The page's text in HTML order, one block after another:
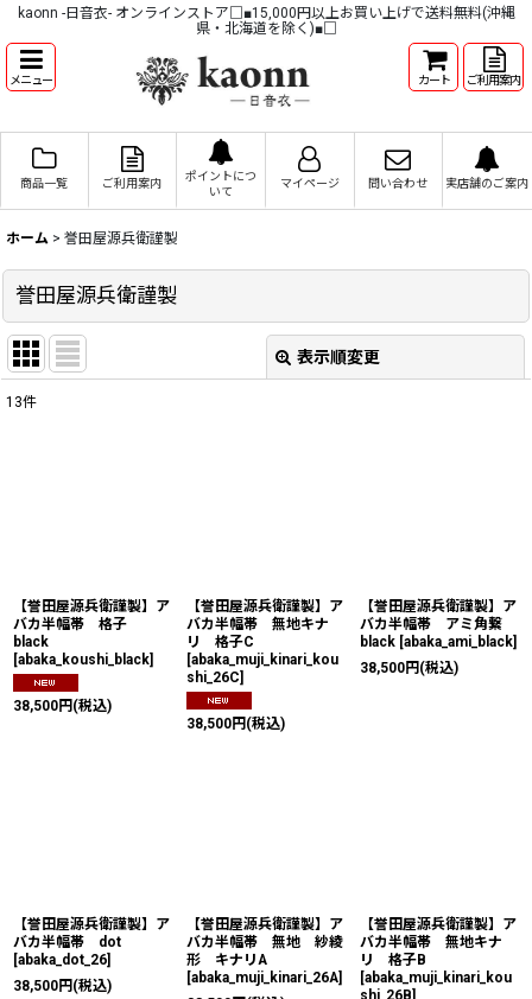
kaonn -日音衣- オンラインストア□■15,000円以上お買い上げで送料無料(沖縄
県・北海道を除く)■□
メニュー カート ご利用案内
商品一覧 ご利用案内
ポイントにつ
いて
マイページ 問い合わせ 実店舗のご案内
ホーム > 誉田屋源兵衛謹製
誉田屋源兵衛謹製
表示順変更
13件
【誉田屋源兵衛謹製】ア
バカ半幅帯 格子
black
[abaka_koushi_black]
38,500円 (税込)
【誉田屋源兵衛謹製】ア
バカ半幅帯 無地キナ
リ 格子C
[abaka_muji_kinari_kou
shi_26C]
38,500円 (税込)
【誉田屋源兵衛謹製】ア
バカ半幅帯 アミ角繋
black [abaka_ami_black]
38,500円 (税込)
【誉田屋源兵衛謹製】ア
バカ半幅帯 dot
[abaka_dot_26]
38,500円 (税込)
【誉田屋源兵衛謹製】ア
バカ半幅帯 無地 紗綾
形 キナリA
[abaka_muji_kinari_26A]
【誉田屋源兵衛謹製】ア
バカ半幅帯 無地キナ
リ 格子B
[abaka_muji_kinari_kou
shi_26B]